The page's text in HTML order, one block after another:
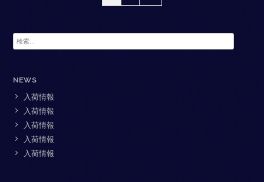
検
索:
NEWS
入荷情報
入荷情報
入荷情報
入荷情報
入荷情報